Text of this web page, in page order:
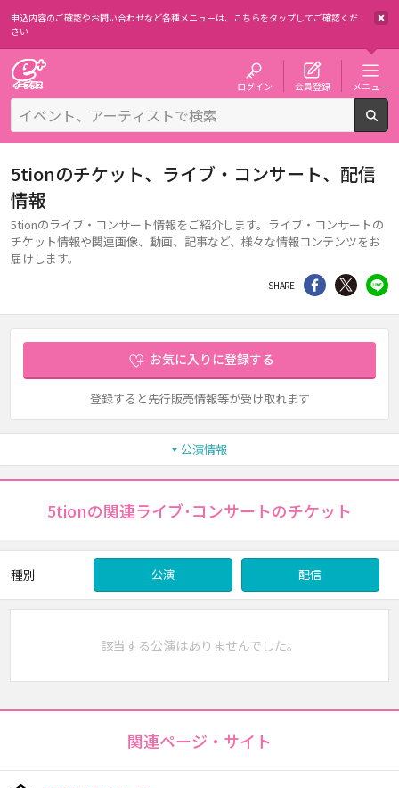
申込内容のご確認やお問い合わせなど各種メニューは、 こちらをタップしてご確認くだ
さい
ログイン 会員登録 メニュー
5tionのチケット、ライブ・コンサート、配信
情報
5tionのライブ・コンサート情報をご紹介します。ライブ・コンサートの
チケット情報や関連画像、動画、記事など、様々な情報コンテンツをお
届けします。
SHARE シェア Twitter
お気に入りに登録する
登録すると先行販売情報等が受け取れます
公演情報
5tionの関連ライブ･コンサートのチケット
種別 公演 配信
該当する公演はありませんでした。
関連ページ・サイト